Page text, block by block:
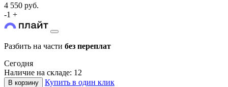
4 550 руб.
-1 +
Разбить на части без переплат
Сегодня
Наличие на складе: 12
В корзину
Купить в один клик